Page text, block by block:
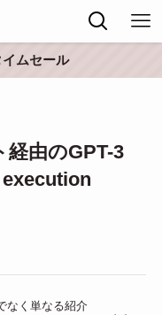
イムセール
由のGPT-3
なく単なる紹介